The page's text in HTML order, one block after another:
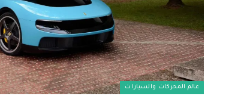
عالم المحركات والسيارات